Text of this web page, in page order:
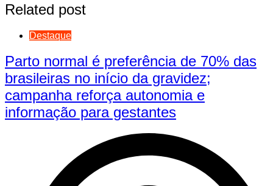
Related post
Destaque
Parto normal é preferência de 70% das
brasileiras no início da gravidez;
campanha reforça autonomia e
informação para gestantes